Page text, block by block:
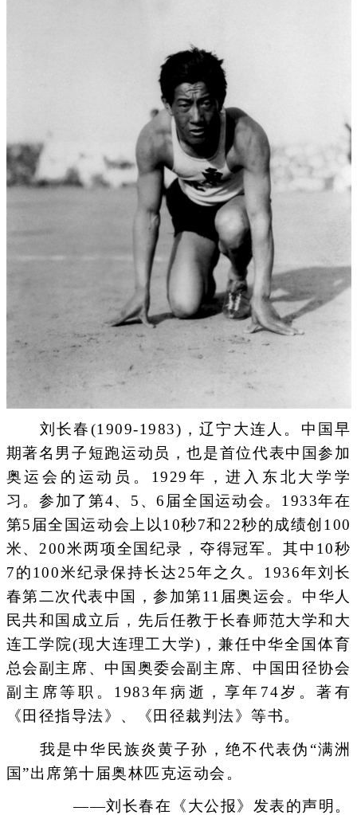
刘长春(1909-1983)，辽宁大连人。中国早
期著名男子短跑运动员，也是首位代表中国参加
奥运会的运动员。1929年，进入东北大学学
习。参加了第4、5、6届全国运动会。1933年在
第5届全国运动会上以10秒7和22秒的成绩创100
米、200米两项全国纪录，夺得冠军。其中10秒
7的100米纪录保持长达25年之久。1936年刘长
春第二次代表中国，参加第11届奥运会。中华人
民共和国成立后，先后任教于长春师范大学和大
连工学院(现大连理工大学)，兼任中华全国体育
总会副主席、中国奥委会副主席、中国田径协会
副主席等职。1983年病逝，享年74岁。著有
《田径指导法》、《田径裁判法》等书。
我是中华民族炎黄子孙，绝不代表伪“满洲
国”出席第十届奥林匹克运动会。
——刘长春在《大公报》发表的声明。